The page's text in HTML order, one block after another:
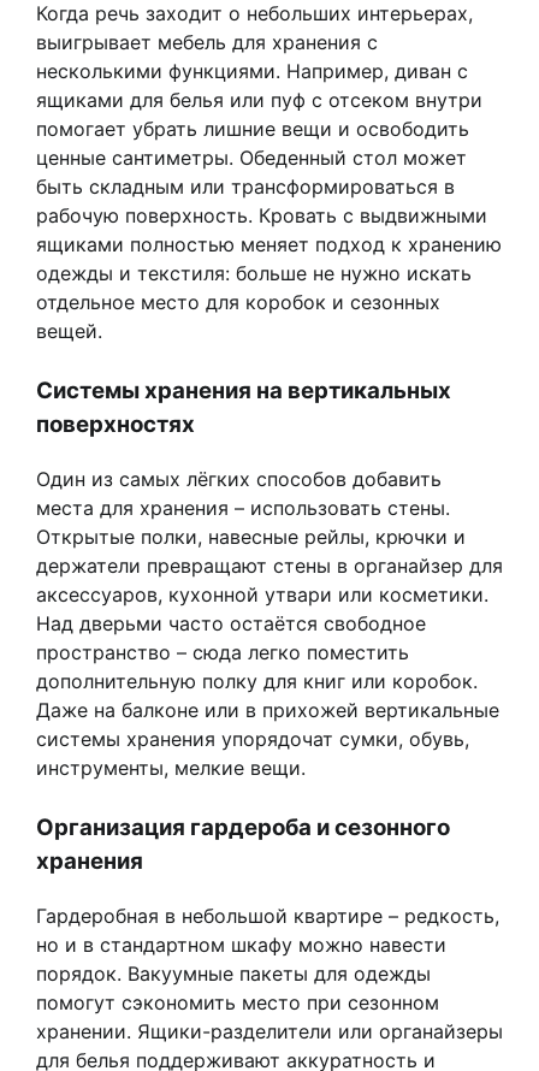
Когда речь заходит о небольших интерьерах,
выигрывает мебель для хранения с
несколькими функциями. Например, диван с
ящиками для белья или пуф с отсеком внутри
помогает убрать лишние вещи и освободить
ценные сантиметры. Обеденный стол может
быть складным или трансформироваться в
рабочую поверхность. Кровать с выдвижными
ящиками полностью меняет подход к хранению
одежды и текстиля: больше не нужно искать
отдельное место для коробок и сезонных
вещей.
Системы хранения на вертикальных
поверхностях
Один из самых лёгких способов добавить
места для хранения – использовать стены.
Открытые полки, навесные рейлы, крючки и
держатели превращают стены в органайзер для
аксессуаров, кухонной утвари или косметики.
Над дверьми часто остаётся свободное
пространство – сюда легко поместить
дополнительную полку для книг или коробок.
Даже на балконе или в прихожей вертикальные
системы хранения упорядочат сумки, обувь,
инструменты, мелкие вещи.
Организация гардероба и сезонного
хранения
Гардеробная в небольшой квартире – редкость,
но и в стандартном шкафу можно навести
порядок. Вакуумные пакеты для одежды
помогут сэкономить место при сезонном
хранении. Ящики-разделители или органайзеры
для белья поддерживают аккуратность и